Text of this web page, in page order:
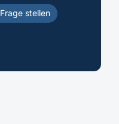
Frage stellen